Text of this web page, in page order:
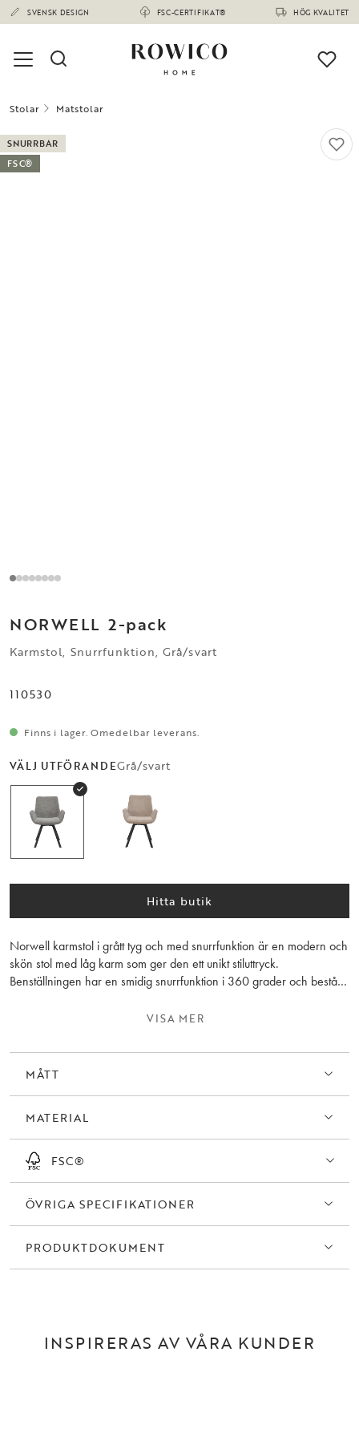
SVENSK DESIGN FSC-CERTIFIKAT® HÖG KVALITET
Stolar Matstolar
SNURRBAR
FSC®
NORWELL 2-pack
Karmstol, Snurrfunktion, Grå/svart
110530
Finns i lager. Omedelbar leverans.
VÄLJ UTFÖRANDEGrå/svart
Hitta butik
Norwell karmstol i grått tyg och med snurrfunktion är en modern och
skön stol med låg karm som ger den ett unikt stiluttryck.
Benställningen har en smidig snurrfunktion i 360 grader och består
VISA MER
MÅTT
MATERIAL
FSC®
ÖVRIGA SPECIFIKATIONER
PRODUKTDOKUMENT
INSPIRERAS AV VÅRA KUNDER